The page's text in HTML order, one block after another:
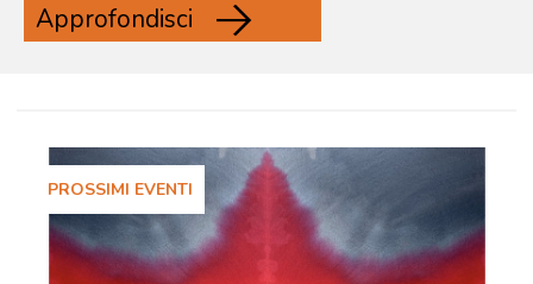
Approfondisci
PROSSIMI EVENTI